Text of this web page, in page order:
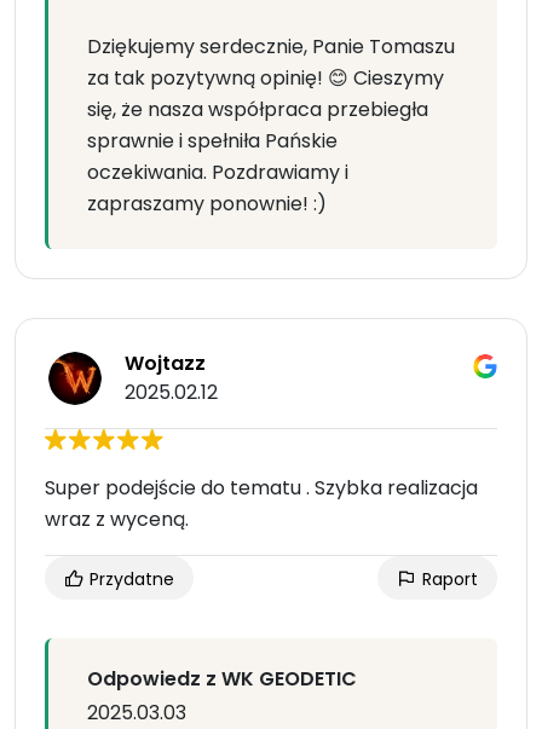
Dziękujemy serdecznie, Panie Tomaszu
za tak pozytywną opinię! 😊 Cieszymy
się, że nasza współpraca przebiegła
sprawnie i spełniła Pańskie
oczekiwania. Pozdrawiamy i
zapraszamy ponownie! :)
Wojtazz
2025.02.12
Super podejście do tematu . Szybka realizacja
wraz z wyceną.
Przydatne Raport
Odpowiedz z WK GEODETIC
2025.03.03